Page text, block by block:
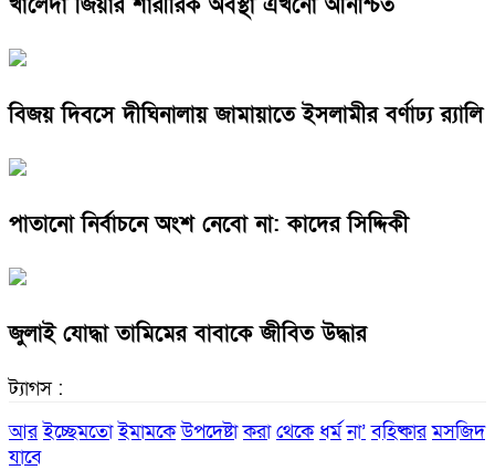
বিজয় দিবসে দীঘিনালায় জামায়াতে ইসলামীর বর্ণাঢ্য র‍্যালি
পাতানো নির্বাচনে অংশ নেবো না: কাদের সিদ্দিকী
জুলাই যোদ্ধা তামিমের বাবাকে জীবিত উদ্ধার
ট্যাগস :
আর ইচ্ছেমতো ইমামকে উপদেষ্টা করা থেকে ধর্ম না’ বহিষ্কার মসজিদ
যাবে